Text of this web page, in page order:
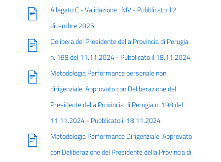
Allegato C - Validazione_NIV - Pubblicato il 2
dicembre 2025
Delibera del Presidente della Provincia di Perugia
n. 198 del 11.11.2024 - Pubblicato il 18.11.2024
Metodologia Performance personale non
dirigenziale. Approvato con Deliberazione del
Presidente della Provincia di Perugia n. 198 del
11.11.2024 - Pubblicato il 18.11.2024
Metodologia Performance Dirigenziale. Approvato
con Deliberazione del Presidente della Provincia di